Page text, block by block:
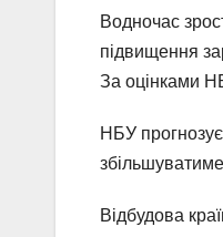
Водночас
підвищення
За оцінками
НБУ
Відбудова